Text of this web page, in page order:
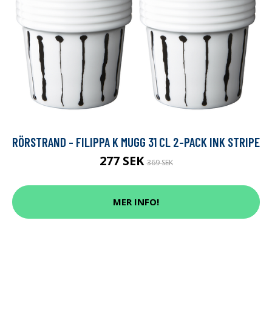
RÖRSTRAND - FILIPPA K MUGG 31 CL 2-PACK INK STRIPE
277 SEK369 SEK
MER INFO!